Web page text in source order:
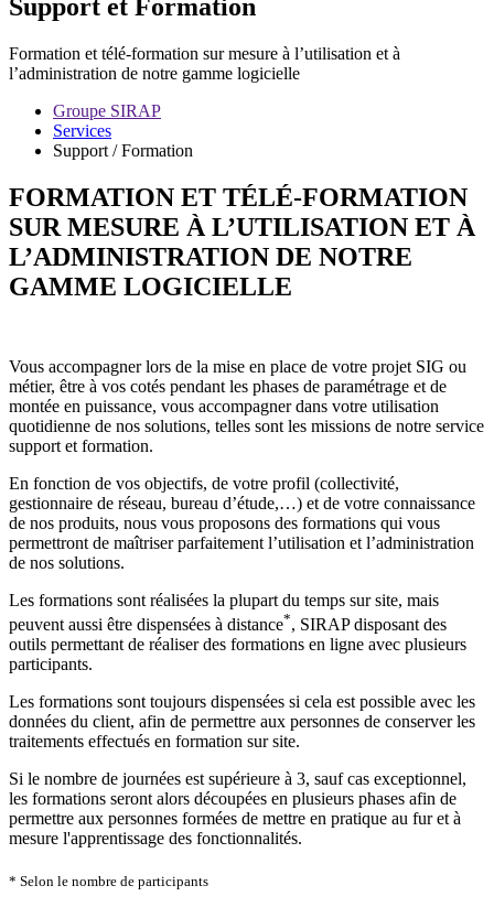
Support et Formation
Formation et télé-formation sur mesure à l’utilisation et à
l’administration de notre gamme logicielle
Groupe SIRAP
Services
Support / Formation
FORMATION ET TÉLÉ-FORMATION
SUR MESURE À L’UTILISATION ET À
L’ADMINISTRATION DE NOTRE
GAMME LOGICIELLE
Vous accompagner lors de la mise en place de votre projet SIG ou
métier, être à vos cotés pendant les phases de paramétrage et de
montée en puissance, vous accompagner dans votre utilisation
quotidienne de nos solutions, telles sont les missions de notre service
support et formation.
En fonction de vos objectifs, de votre profil (collectivité,
gestionnaire de réseau, bureau d’étude,…) et de votre connaissance
de nos produits, nous vous proposons des formations qui vous
permettront de maîtriser parfaitement l’utilisation et l’administration
de nos solutions.
Les formations sont réalisées la plupart du temps sur site, mais
peuvent aussi être dispensées à distance*, SIRAP disposant des
outils permettant de réaliser des formations en ligne avec plusieurs
participants.
Les formations sont toujours dispensées si cela est possible avec les
données du client, afin de permettre aux personnes de conserver les
traitements effectués en formation sur site.
Si le nombre de journées est supérieure à 3, sauf cas exceptionnel,
les formations seront alors découpées en plusieurs phases afin de
permettre aux personnes formées de mettre en pratique au fur et à
mesure l'apprentissage des fonctionnalités.
* Selon le nombre de participants